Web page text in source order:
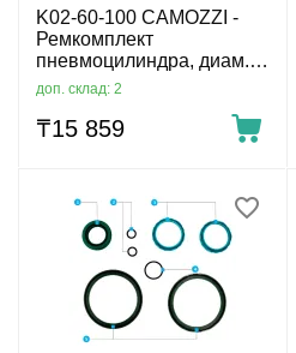
K02-60-100 CAMOZZI -
Ремкомплект
пневмоцилиндра, диам.
100 мм
доп. склад: 2
₸15 859